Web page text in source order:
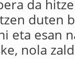
da
duten
eta esan
nola